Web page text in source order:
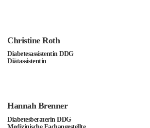
Christine Roth
Diabetesassistentin DDG
Diätassistentin
Hannah Brenner
Diabetesberaterin DDG